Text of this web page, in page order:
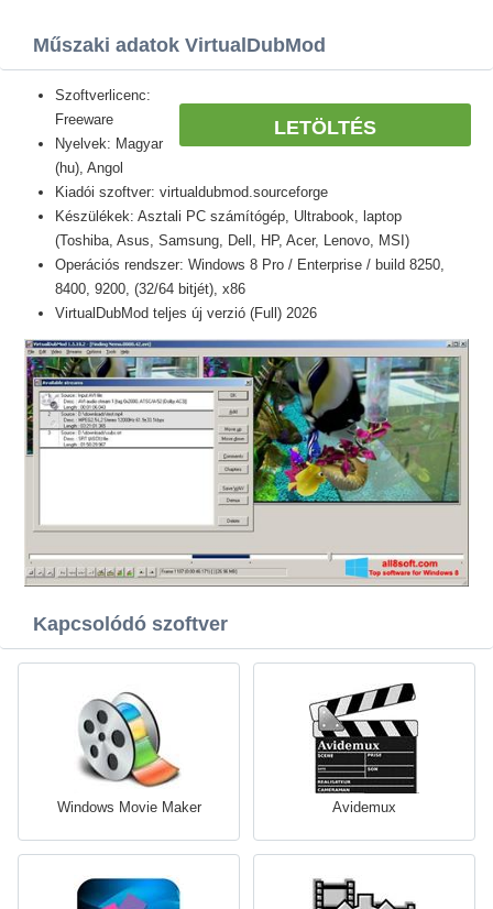
Műszaki adatok VirtualDubMod
LETÖLTÉS
Szoftverlicenc:
Freeware
Nyelvek: Magyar
(hu), Angol
Kiadói szoftver: virtualdubmod.sourceforge
Készülékek: Asztali PC számítógép, Ultrabook, laptop
(Toshiba, Asus, Samsung, Dell, HP, Acer, Lenovo, MSI)
Operációs rendszer: Windows 8 Pro / Enterprise / build 8250,
8400, 9200, (32/64 bitjét), x86
VirtualDubMod teljes új verzió (Full) 2026
Kapcsolódó szoftver
Windows Movie Maker Avidemux